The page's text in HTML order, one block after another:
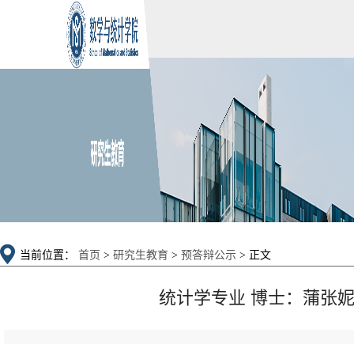
当前位置： 首页 > 研究生教育 > 预答辩公示 > 正文
统计学专业 博士：蒲张